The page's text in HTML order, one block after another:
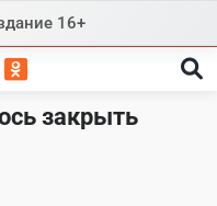
16+
закрыть